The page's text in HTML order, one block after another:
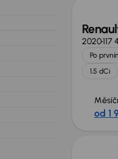
2020117
Po
1.5 dCi
od 1